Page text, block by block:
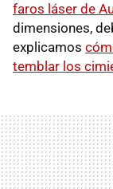
faros láser de
dimensiones,
explicamos
temblar los